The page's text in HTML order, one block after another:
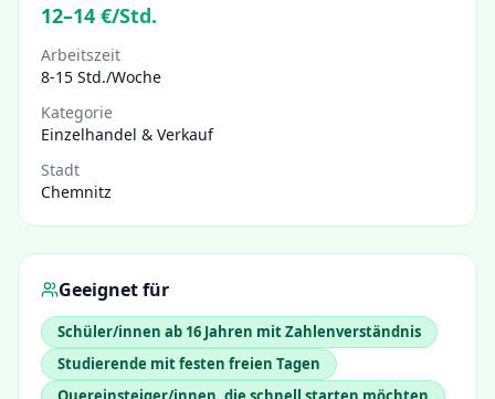
12–14 €/Std.
Arbeitszeit
8-15 Std./Woche
Kategorie
Einzelhandel & Verkauf
Stadt
Chemnitz
Geeignet für
Schüler/innen ab 16 Jahren mit Zahlenverständnis
Studierende mit festen freien Tagen